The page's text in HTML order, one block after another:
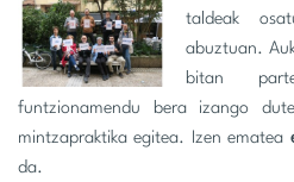
taldeak
abuztuan.
bitan
funtzionamendu bera izango
mintzapraktika egitea. Izen ematea
da.